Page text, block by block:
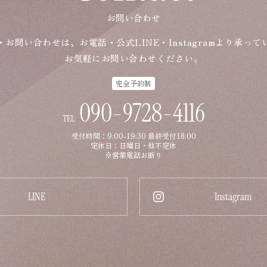
お問い合わせ
お問い合わせは、お電話・公式LINE・Instagramより承って
お気軽にお問い合わせください。
完全予約制
TEL090-9728-4116
受付時間：9:00-19:30 最終受付18:00
定休日：日曜日・他不定休
※営業電話お断り
LINE Instagram